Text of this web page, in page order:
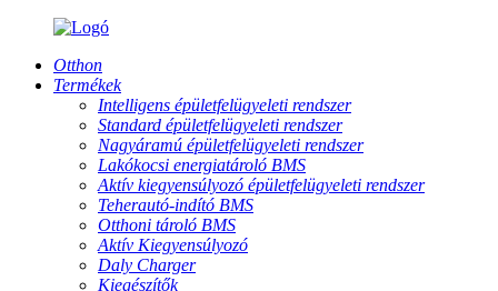
Otthon
Termékek
Intelligens épületfelügyeleti rendszer
Standard épületfelügyeleti rendszer
Nagyáramú épületfelügyeleti rendszer
Lakókocsi energiatároló BMS
Aktív kiegyensúlyozó épületfelügyeleti rendszer
Teherautó-indító BMS
Otthoni tároló BMS
Aktív Kiegyensúlyozó
Daly Charger
Kiegészítők